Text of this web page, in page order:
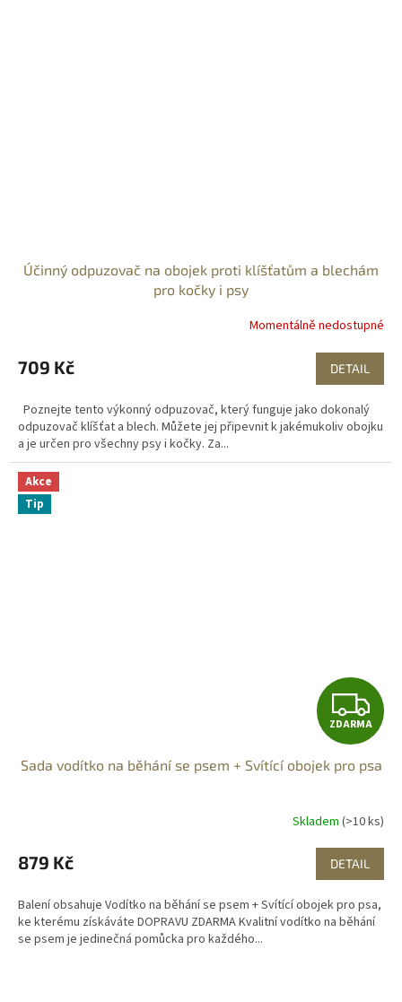
Účinný odpuzovač na obojek proti klíšťatům a blechám
pro kočky i psy
Momentálně nedostupné
709 Kč DETAIL
Poznejte tento výkonný odpuzovač, který funguje jako dokonalý
odpuzovač klíšťat a blech. Můžete jej připevnit k jakémukoliv obojku
a je určen pro všechny psy i kočky. Za...
Akce
Tip
Z
D
A
R
M
A
ZDARMA
Sada vodítko na běhání se psem + Svítící obojek pro psa
Skladem (>10 ks)
879 Kč DETAIL
Balení obsahuje Vodítko na běhání se psem + Svítící obojek pro psa,
ke kterému získáváte DOPRAVU ZDARMA Kvalitní vodítko na běhání
se psem je jedinečná pomůcka pro každého...